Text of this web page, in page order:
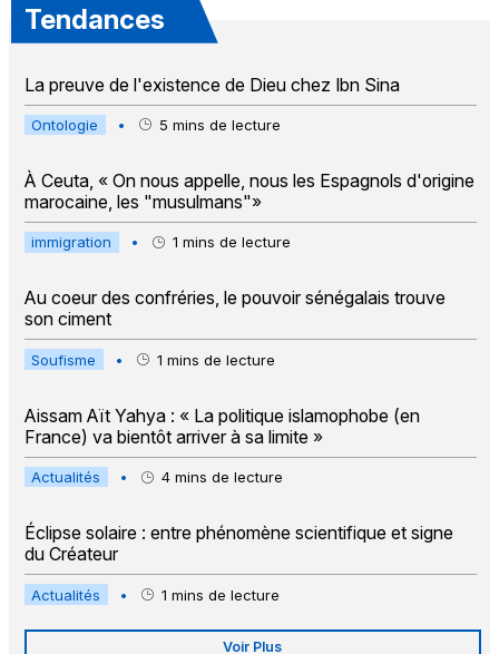
Tendances
La preuve de l'existence de Dieu chez Ibn Sina
Ontologie • 5 mins de lecture
À Ceuta, « On nous appelle, nous les Espagnols d'origine
marocaine, les "musulmans"»
immigration • 1 mins de lecture
Au coeur des confréries, le pouvoir sénégalais trouve
son ciment
Soufisme • 1 mins de lecture
Aissam Aït Yahya : « La politique islamophobe (en
France) va bientôt arriver à sa limite »
Actualités • 4 mins de lecture
Éclipse solaire : entre phénomène scientifique et signe
du Créateur
Actualités • 1 mins de lecture
Voir Plus